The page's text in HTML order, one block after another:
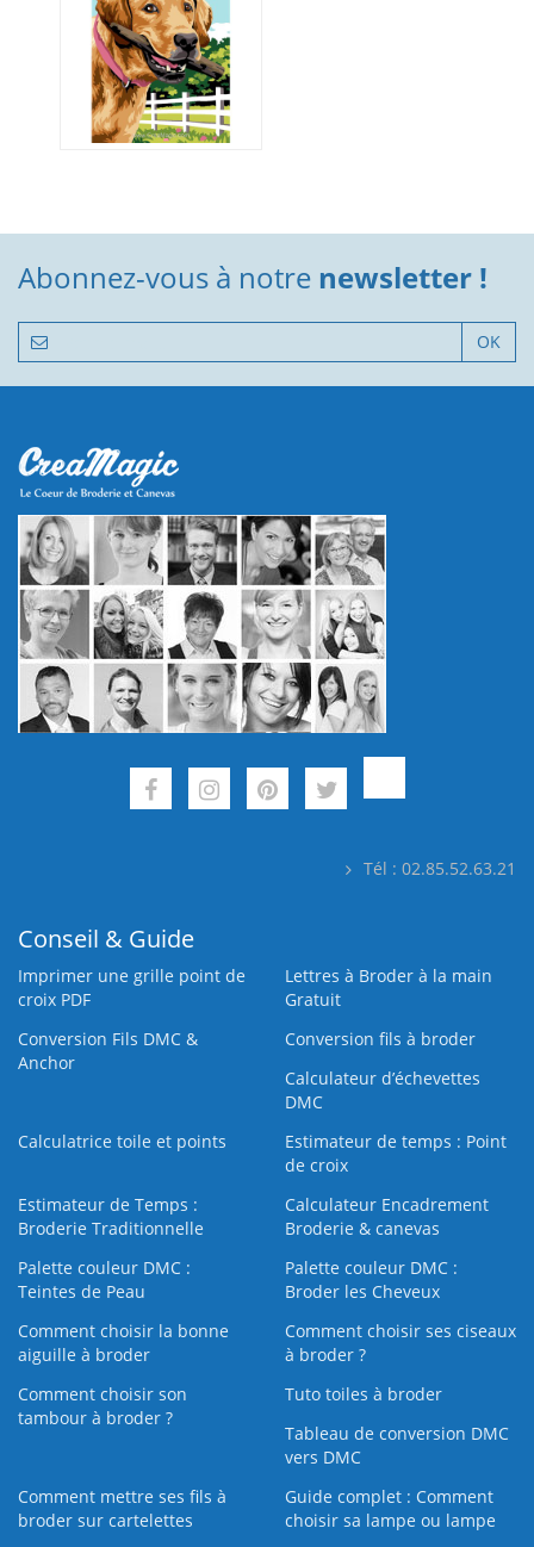
Abonnez-vous à notre newsletter !
OK
Tél : 02.85.52.63.21
Conseil & Guide
Imprimer une grille point de
croix PDF
Lettres à Broder à la main
Gratuit
Conversion Fils DMC &
Anchor
Conversion fils à broder
Calculateur d’échevettes
DMC
Calculatrice toile et points
Estimateur de temps : Point
de croix
Estimateur de Temps :
Broderie Traditionnelle
Calculateur Encadrement
Broderie & canevas
Palette couleur DMC :
Teintes de Peau
Palette couleur DMC :
Broder les Cheveux
Comment choisir la bonne
aiguille à broder
Comment choisir ses ciseaux
à broder ?
Comment choisir son
tambour à broder ?
Tuto toiles à broder
Tableau de conversion DMC
vers DMC
Comment mettre ses fils à
broder sur cartelettes
Guide complet : Comment
choisir sa lampe ou lampe